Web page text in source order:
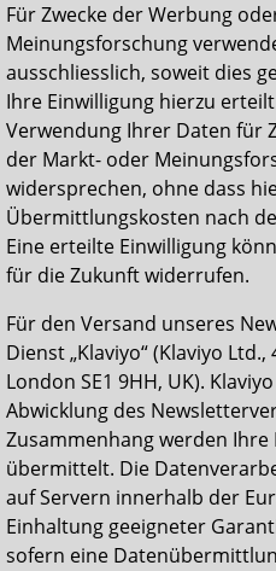
Für Zwecke der Werbung
Meinungsforschung
ausschliesslich, soweit dies
Ihre Einwilligung hierzu
Verwendung Ihrer Daten für
der Markt- oder
widersprechen, ohne dass
Übermittlungskosten nach
Eine erteilte Einwilligung
für die Zukunft widerrufen.
Für den Versand unseres
Dienst „Klaviyo“ (Klaviyo
London SE1 9HH, UK).
Abwicklung des
Zusammenhang werden Ihre
übermittelt. Die
auf Servern innerhalb der
Einhaltung geeigneter
sofern eine